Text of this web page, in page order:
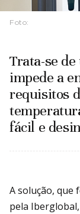
Foto:
Trata-se
impede a
requisitos
fácil e
A solução, que
pela